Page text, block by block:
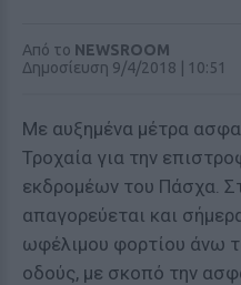
Από το NEWSROOM
Δημοσίευση 9/4/2018 | 10:51
Με αυξημένα μέτρα
Τροχαία για την
εκδρομέων του Πάσχα.
απαγορεύεται και
ωφέλιμου φορτίου άνω
οδούς, με σκοπό την